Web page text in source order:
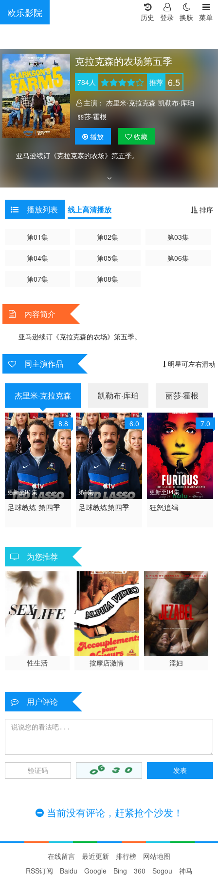
欧乐影院 菜单
换肤
登录
历史
克拉克森的农场第五季
784人 推荐 6.5
主演： 杰里米·克拉克森 凯勒布·库珀
丽莎·霍根
播放
收藏
亚马逊续订《克拉克森的农场》第五季。
播放列表 排序
线上高清播放
第01集 第02集 第03集
第04集 第05集 第06集
第07集 第08集
内容简介
亚马逊续订《克拉克森的农场》第五季。
同主演作品 明星可左右滑动
杰里米·克拉克森 凯勒布·库珀 丽莎·霍根
8.8
更新至01集
2026 / 美国 / 英国 / 英
足球教练 第四季
6.0
第1集
2026 / 美国,英国 / 英语
足球教练第四季
7.0
更新至04集
2026 / 美国 / 英语
狂怒追缉
为您推荐
性生活 按摩店激情 淫妇
用户评论
当前没有评论，赶紧抢个沙发！
在线留言 最近更新 排行榜
网站地图
RSS订阅
Baidu Google Bing 360 Sogou 神马